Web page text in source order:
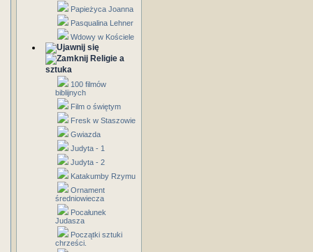
Papieżyca Joanna
Pasqualina Lehner
Wdowy w Kościele
Religie a
sztuka
100 filmów
biblijnych
Film o świętym
Fresk w Staszowie
Gwiazda
Judyta - 1
Judyta - 2
Katakumby Rzymu
Ornament
średniowiecza
Pocałunek
Judasza
Początki sztuki
chrześci.